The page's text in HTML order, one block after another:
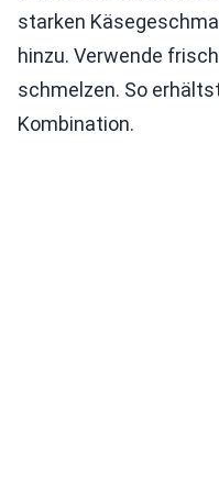
starken
hinzu. Verwende
schmelzen. So
Kombination.